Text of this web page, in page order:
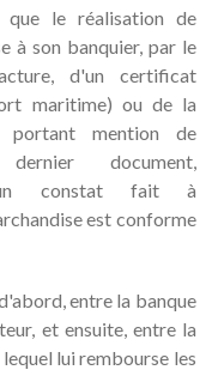
le réalisation de
à son banquier, par le
d'un certificat
maritime) ou de la
mention de
document,
constat fait à
est conforme
entre la banque
et ensuite, entre la
lui rembourse les